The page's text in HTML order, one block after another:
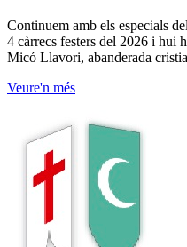
Continuem amb els especials
4 càrrecs festers del 2026 i hui
Micó Llavori, abanderada
Veure'n més